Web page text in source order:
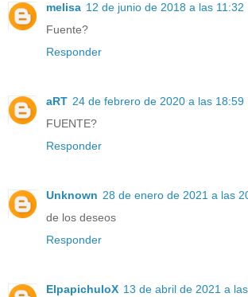
melisa 12 de junio de 2018 a las 11:32
Fuente?
Responder
aRT 24 de febrero de 2020 a las 18:59
FUENTE?
Responder
Unknown 28 de enero de 2021 a las
de los deseos
Responder
ElpapichuloX 13 de abril de 2021 a